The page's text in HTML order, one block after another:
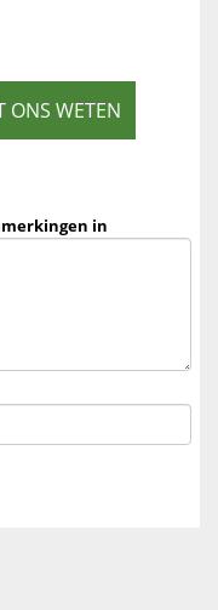
ONS WETEN
in